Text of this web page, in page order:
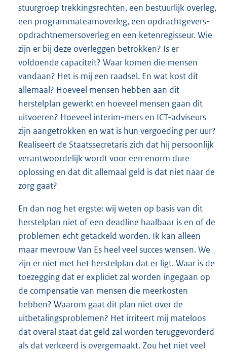
stuurgroep trekkingsrechten, een bestuurlijk overleg,
een programmateamoverleg, een opdrachtgevers-
opdrachtnemersoverleg en een ketenregisseur. Wie
zijn er bij deze overleggen betrokken? Is er
voldoende capaciteit? Waar komen die mensen
vandaan? Het is mij een raadsel. En wat kost dit
allemaal? Hoeveel mensen hebben aan dit
herstelplan gewerkt en hoeveel mensen gaan dit
uitvoeren? Hoeveel interim-mers en ICT-adviseurs
zijn aangetrokken en wat is hun vergoeding per uur?
Realiseert de Staatssecretaris zich dat hij persoonlijk
verantwoordelijk wordt voor een enorm dure
oplossing en dat dit allemaal geld is dat niet naar de
zorg gaat?
En dan nog het ergste: wij weten op basis van dit
herstelplan niet of een deadline haalbaar is en of de
problemen echt getackeld worden. Ik kan alleen
maar mevrouw Van Es heel veel succes wensen. We
zijn er niet met het herstelplan dat er ligt. Waar is de
toezegging dat er expliciet zal worden ingegaan op
de compensatie van mensen die meerkosten
hebben? Waarom gaat dit plan niet over de
uitbetalingsproblemen? Het irriteert mij mateloos
dat overal staat dat geld zal worden teruggevorderd
als dat verkeerd is overgemaakt. Zou het niet veel